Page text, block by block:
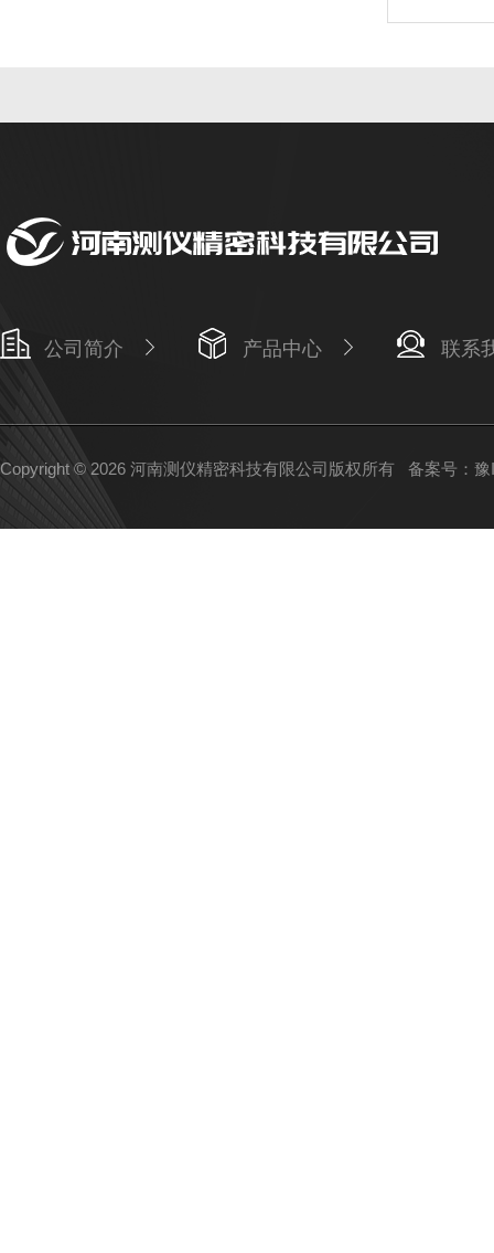
公司简介 产品中心 联系
Copyright © 2026 河南测仪精密科技有限公司版权所有 备案号：